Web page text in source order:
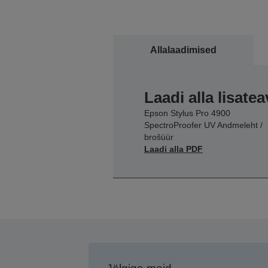
Allalaadimised
Laadi alla
Epson Stylus Pro 4900
SpectroProofer UV Andmeleht /
brošüür
Laadi alla PDF